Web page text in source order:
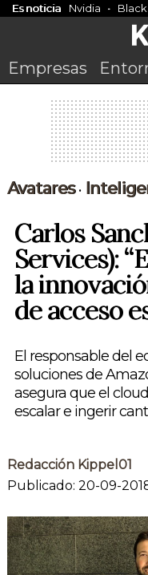
Es noticia Nvidia
Empresas
Avatares•
Carlos
Services):
la
de acceso
El responsable del
soluciones de
asegura que el
escalar e ingerir
Redacción Kippel01
Publicado: 20-09-